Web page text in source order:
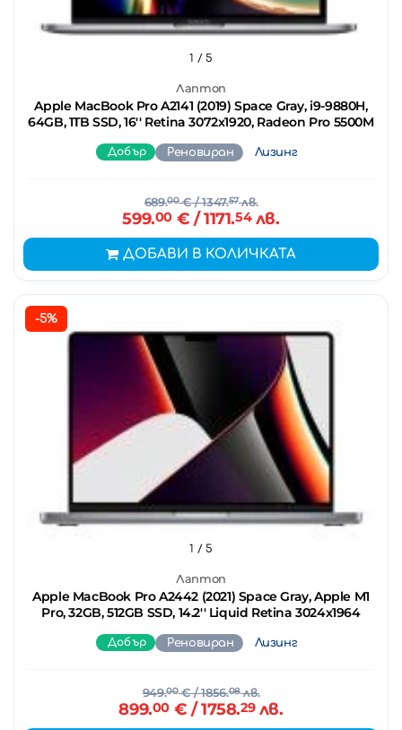
Лаптоп
Apple MacBook Pro A2141 (2019) Space Gray, i9-9880H,
64GB, 1TB SSD, 16'' Retina 3072x1920, Radeon Pro 5500M
1 / 5
Добър Реновиран Лизинг
689.00€/ 1347.57лв.
599.00€ / 1171.54лв.
ДОБАВИ В КОЛИЧКАТА
-5%
Лаптоп
Apple MacBook Pro A2442 (2021) Space Gray, Apple M1
Pro, 32GB, 512GB SSD, 14.2'' Liquid Retina 3024x1964
1 / 5
Добър Реновиран Лизинг
949.00€/ 1856.08лв.
899.00€ / 1758.29лв.